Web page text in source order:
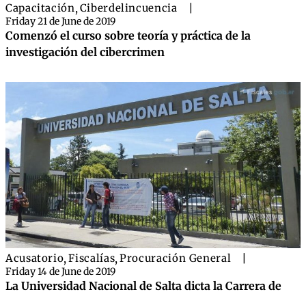
Capacitación, Ciberdelincuencia
Friday 21 de June de 2019
Comenzó el curso sobre teoría y práctica de la
investigación del cibercrimen
Acusatorio, Fiscalías, Procuración General
Friday 14 de June de 2019
La Universidad Nacional de Salta dicta la Carrera de